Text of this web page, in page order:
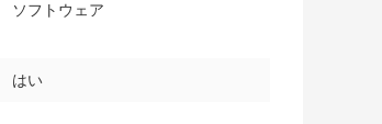
ソフトウェア
はい